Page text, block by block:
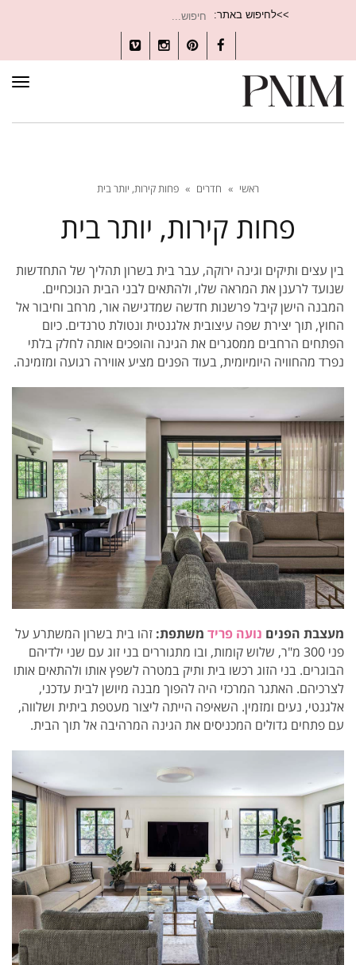
>>לחיפוש באתר:
עבור:
Facebook
Pinterest
Instagram
Vimeo
ראשי » חדרים » פחות קירות, יותר בית
פחות קירות, יותר בית
בין עצים ותיקים וגינה ירוקה, עבר בית בשרון תהליך של התחדשות
שנועד לרענן את המראה שלו, ולהתאים לבני הבית הנוכחיים.
המבנה הישן קיבל פרשנות חדשה שמדגישה אור, מרחב וחיבור אל
החוץ, תוך יצירת שפה עיצובית אלגנטית ונטולת טרנדים. כיום
הפתחים הרחבים ממסגרים את הגינה והופכים אותה לחלק בלתי
נפרד מהחוויה היומיומית, בעוד הפנים מציע אווירה רגועה ומזמינה.
מעצבת הפנים נועה פריד משתפת: זהו בית בשרון המשתרע על
פני 300 מ"ר, שלוש קומות, ובו מתגוררים בני זוג עם שני ילדיהם
הבוגרים. בני הזוג רכשו בית ותיק במטרה לשפץ אותו ולהתאים אותו
לצרכיהם. האתגר המרכזי היה להפוך מבנה מיושן לבית עדכני,
אלגנטי, נעים ומזמין. השאיפה הייתה ליצור מעטפת ביתית ושלווה,
עם פתחים גדולים המכניסים את הגינה המרהיבה אל תוך הבית.